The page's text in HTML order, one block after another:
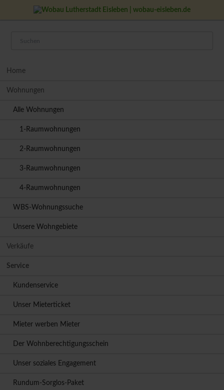
Home
Wohnungen
Alle Wohnungen
1-Raumwohnungen
2-Raumwohnungen
3-Raumwohnungen
4-Raumwohnungen
WBS-Wohnungssuche
Unsere Wohngebiete
Verkäufe
Service
Kundenservice
Unser Mieterticket
Mieter werben Mieter
Der Wohnberechtigungsschein
Unser soziales Engagement
Rundum-Sorglos-Paket